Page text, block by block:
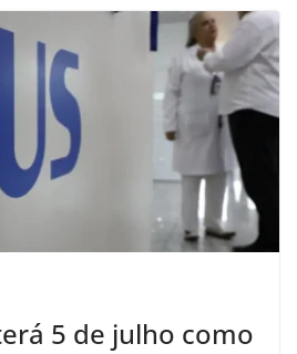
5 de julho como